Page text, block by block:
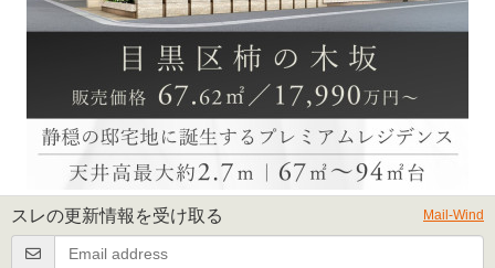
スレの更新情報を受け取る Mail-Wind